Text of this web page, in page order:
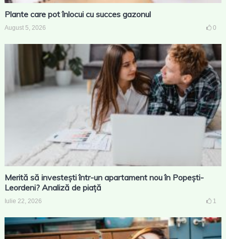
Plante care pot înlocui cu succes gazonul
August 5, 2026 0
Merită să investești într-un apartament nou în Popești-
Leordeni? Analiză de piață
Iulie 22, 2026 1